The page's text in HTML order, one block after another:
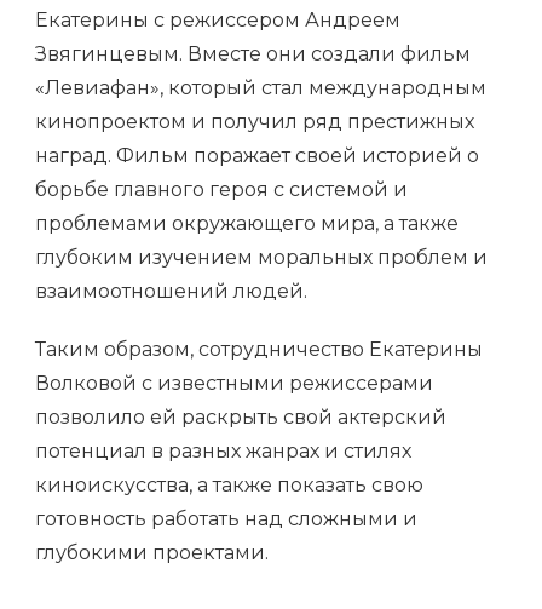
Екатерины с режиссером Андреем
Звягинцевым. Вместе они создали фильм
«Левиафан», который стал международным
кинопроектом и получил ряд престижных
наград. Фильм поражает своей историей о
борьбе главного героя с системой и
проблемами окружающего мира, а также
глубоким изучением моральных проблем и
взаимоотношений людей.
Таким образом, сотрудничество Екатерины
Волковой с известными режиссерами
позволило ей раскрыть свой актерский
потенциал в разных жанрах и стилях
киноискусства, а также показать свою
готовность работать над сложными и
глубокими проектами.